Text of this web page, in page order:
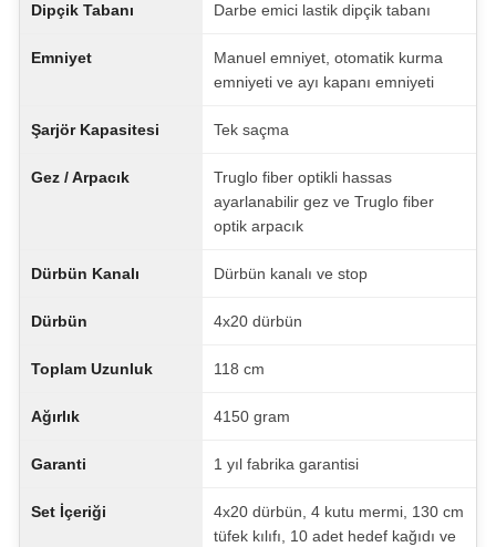
Dipçik Tabanı Darbe emici lastik dipçik tabanı
Emniyet
Manuel emniyet, otomatik kurma
emniyeti ve ayı kapanı emniyeti
Şarjör Kapasitesi Tek saçma
Gez / Arpacık
Truglo fiber optikli hassas
ayarlanabilir gez ve Truglo fiber
optik arpacık
Dürbün Kanalı Dürbün kanalı ve stop
Dürbün 4x20 dürbün
Toplam Uzunluk 118 cm
Ağırlık 4150 gram
Garanti 1 yıl fabrika garantisi
Set İçeriği
4x20 dürbün, 4 kutu mermi, 130 cm
tüfek kılıfı, 10 adet hedef kağıdı ve